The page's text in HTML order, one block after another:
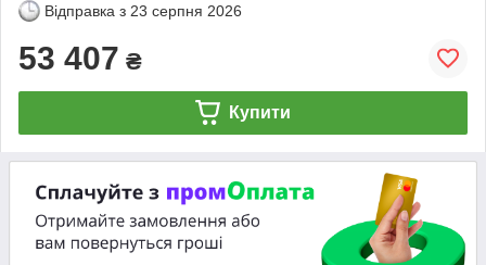
Відправка з 23 серпня 2026
53 407 ₴
Купити